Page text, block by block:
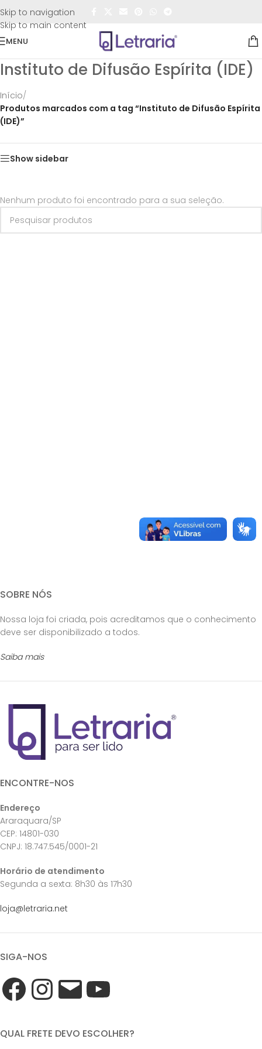
Skip to navigation
Skip to main content
FRETE GRÁTIS
MENU
Instituto de Difusão Espírita (IDE)
Início/
Produtos marcados com a tag “Instituto de Difusão Espírita
(IDE)”
Show sidebar
Nenhum produto foi encontrado para a sua seleção.
SOBRE NÓS
Nossa loja foi criada, pois acreditamos que o conhecimento
deve ser disponibilizado a todos.
Saiba mais
ENCONTRE-NOS
Endereço
Araraquara/SP
CEP: 14801-030
CNPJ: 18.747.545/0001-21
Horário de atendimento
Segunda a sexta: 8h30 às 17h30
loja@letraria.net
SIGA-NOS
QUAL FRETE DEVO ESCOLHER?